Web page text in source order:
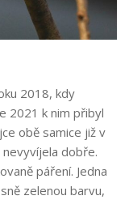
2018, kdy
2021 k nim přibyl
obě samice již v
dobře.
páření. Jedna
zelenou barvu,